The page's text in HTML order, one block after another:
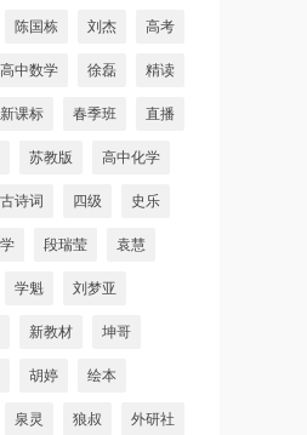
陈国栋 刘杰 高考
高中数学 徐磊 精读
新课标 春季班 直播
苏教版 高中化学
古诗词 四级 史乐
段瑞莹 袁慧
学魁 刘梦亚
新教材 坤哥
胡婷 绘本
泉灵 狼叔 外研社